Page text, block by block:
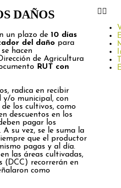
DAÑOS
un plazo de 10 días
del daño para
hacen
de Agricultura
RUT con
radica en recibir
y/o municipal, con
los cultivos, como
descuentos en los
pagar los
su vez, se le suma la
que el productor
pagas y al día.
las áreas cultivadas,
(DCC) recorrerán en
como